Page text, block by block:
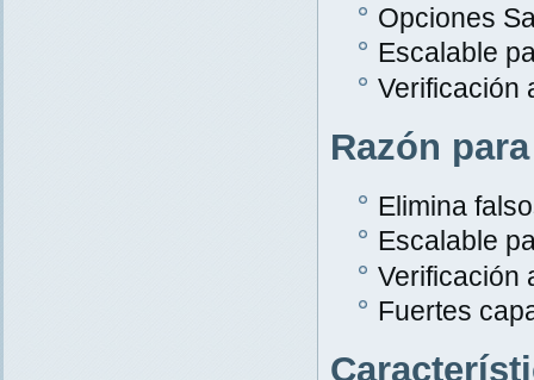
Opciones
Escalable
Verificación
Razón
Elimina
Escalable
Verificación
Fuertes